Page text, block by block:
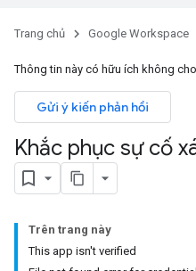
Trang chủ Google Workspace
Thông tin này có hữu ích không
Gửi ý kiến phản hồi
Khắc phục sự cố
Trên trang này
This app isn't verified